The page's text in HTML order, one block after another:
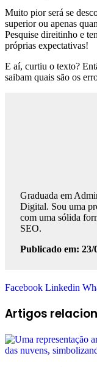
Muito pior será se
superior ou apenas
Pesquise direitinho e
próprias expectativas!
E aí, curtiu o texto?
saibam quais são os
Graduada em
Digital. Sou uma
com uma sólida
SEO.
Publicado em: 23/
Facebook Linkedin
Artigos